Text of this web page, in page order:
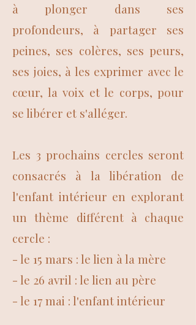
à plonger dans ses
profondeurs, à partager ses
peines, ses colères, ses peurs,
ses joies, à les exprimer avec le
cœur, la voix et le corps, pour
se libérer et s'alléger.
Les 3 prochains cercles seront
consacrés à la libération de
l'enfant intérieur en explorant
un thème différent à chaque
cercle :
- le 15 mars : le lien à la mère
- le 26 avril : le lien au père
- le 17 mai : l'enfant intérieur